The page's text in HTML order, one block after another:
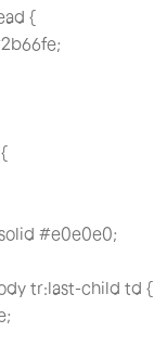
{
#e0e0e0;
tr:last-child td {